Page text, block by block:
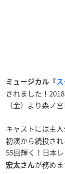
ミュージカル『
されました！
（金）より森ノ
キャストには主
初演から続投さ
55回輝く！日本
宏太さんが務めま